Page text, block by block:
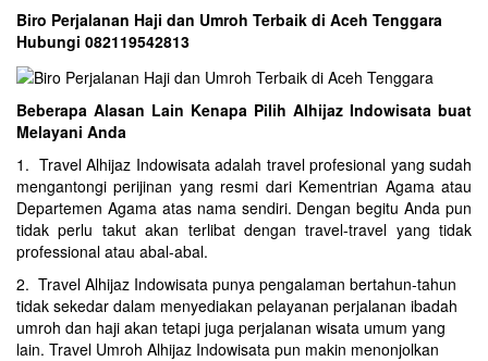
Biro Perjalanan Haji dan Umroh Terbaik di Aceh Tenggara
Hubungi 082119542813
Beberapa Alasan Lain Kenapa Pilih Alhijaz Indowisata buat
Melayani Anda
1. Travel Alhijaz Indowisata adalah travel profesional yang sudah
mengantongi perijinan yang resmi dari Kementrian Agama atau
Departemen Agama atas nama sendiri. Dengan begitu Anda pun
tidak perlu takut akan terlibat dengan travel-travel yang tidak
professional atau abal-abal.
2. Travel Alhijaz Indowisata punya pengalaman bertahun-tahun
tidak sekedar dalam menyediakan pelayanan perjalanan ibadah
umroh dan haji akan tetapi juga perjalanan wisata umum yang
lain. Travel Umroh Alhijaz Indowisata pun makin menonjolkan